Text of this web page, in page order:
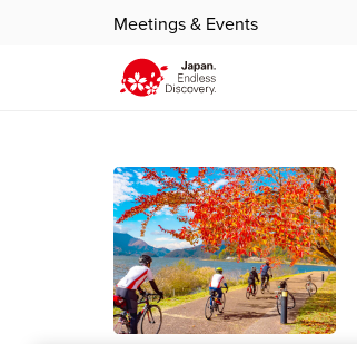
Meetings & Events